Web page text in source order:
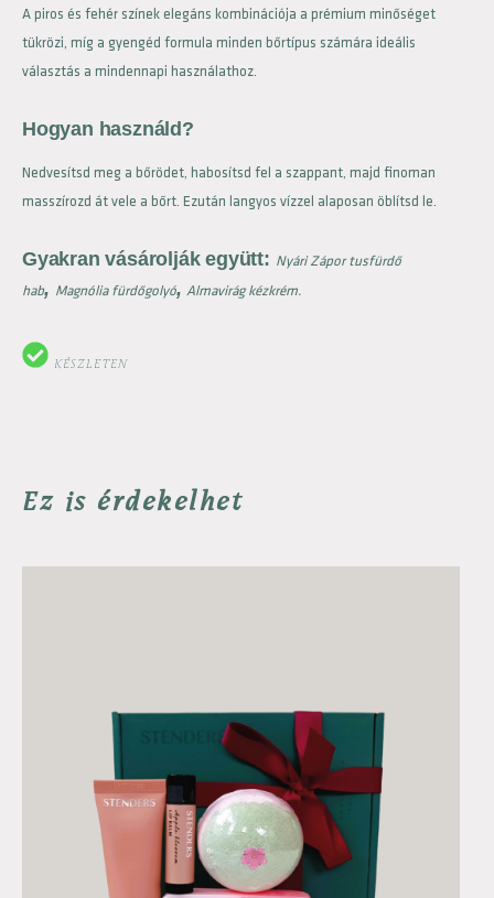
A piros és fehér színek elegáns kombinációja a prémium minőséget
tükrözi, míg a gyengéd formula minden bőrtípus számára ideális
választás a mindennapi használathoz.
Hogyan használd?
Nedvesítsd meg a bőrödet, habosítsd fel a szappant, majd finoman
masszírozd át vele a bőrt. Ezután langyos vízzel alaposan öblítsd le.
Gyakran vásárolják együtt: Nyári Zápor tusfürdő
hab, Magnólia fürdőgolyó, Almavirág kézkrém.
KÉSZLETEN
Ez is érdekelhet